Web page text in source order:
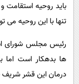
باید روحیه
تنها با این روحیه می
رئیس مجلس شورای
ها بدهکار است اما
درمان این قشر شریف